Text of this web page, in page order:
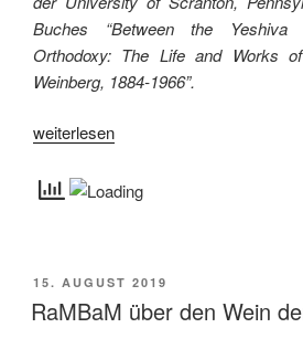
Buches “Between the
Orthodoxy: The Life and Works
Weinberg, 1884-1966”.
„Jüdische
zum
weiterlesen
VERÖFFENTLICHT
AM
15. AUGUST 2019
RaMBaM über den Wein